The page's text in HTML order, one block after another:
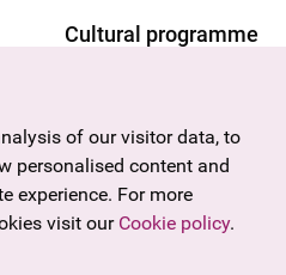
Cultural programme
Vorarlberg
Burgenland
Salzburg
Upper Austria
of our visitor data, to
personalised content and
experience. For more
visit our Cookie policy.